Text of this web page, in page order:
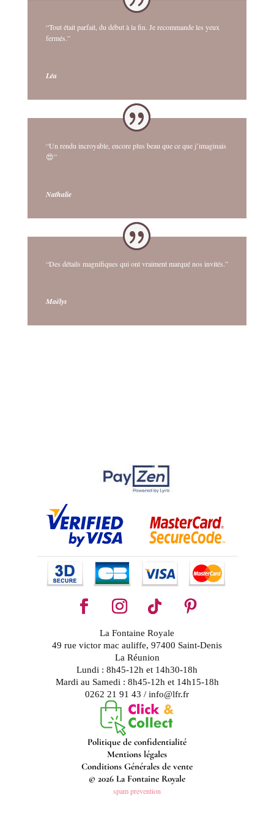
“Tout était parfait, du début à la fin. Je recommande les yeux
fermés.”
Léa
“Un rendu incroyable, encore plus beau que ce que j’imaginais
😍”
Nathalie
“Des détails magnifiques qui ont vraiment marqué nos invités.”
Maëlys
La Fontaine Royale
49 rue victor mac auliffe, 97400 Saint-Denis
La Réunion
Lundi : 8h45-12h et 14h30-18h
Mardi au Samedi : 8h45-12h et 14h15-18h
0262 21 91 43 / info@lfr.fr
Politique de confidentialité
Mentions légales
Conditions Générales de vente
© 2026 La Fontaine Royale
spam prevention